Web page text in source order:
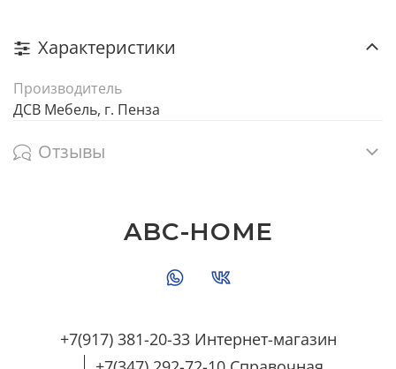
Характеристики
Производитель
ДСВ Мебель, г. Пенза
Отзывы
+7(917) 381-20-33 Интернет-магазин
ABC-HOME